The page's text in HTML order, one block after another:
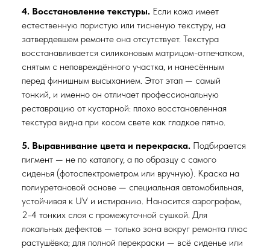
4. Восстановление текстуры. Если кожа имеет
естественную пористую или тисненую текстуру, на
затвердевшем ремонте она отсутствует. Текстура
восстанавливается силиконовым матрицом-отпечатком,
снятым с неповреждённого участка, и нанесённым
перед финишным высыханием. Этот этап — самый
тонкий, и именно он отличает профессиональную
реставрацию от кустарной: плохо восстановленная
текстура видна при косом свете как гладкое пятно.
5. Выравнивание цвета и перекраска. Подбирается
пигмент — не по каталогу, а по образцу с самого
сиденья (фотоспектрометром или вручную). Краска на
полиуретановой основе — специальная автомобильная,
устойчивая к UV и истиранию. Наносится аэрографом,
2-4 тонких слоя с промежуточной сушкой. Для
локальных дефектов — только зона вокруг ремонта плюс
растушёвка; для полной перекраски — всё сиденье или